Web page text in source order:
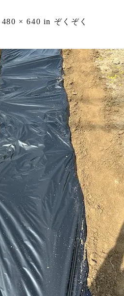
480 × 640 in ぞくぞく